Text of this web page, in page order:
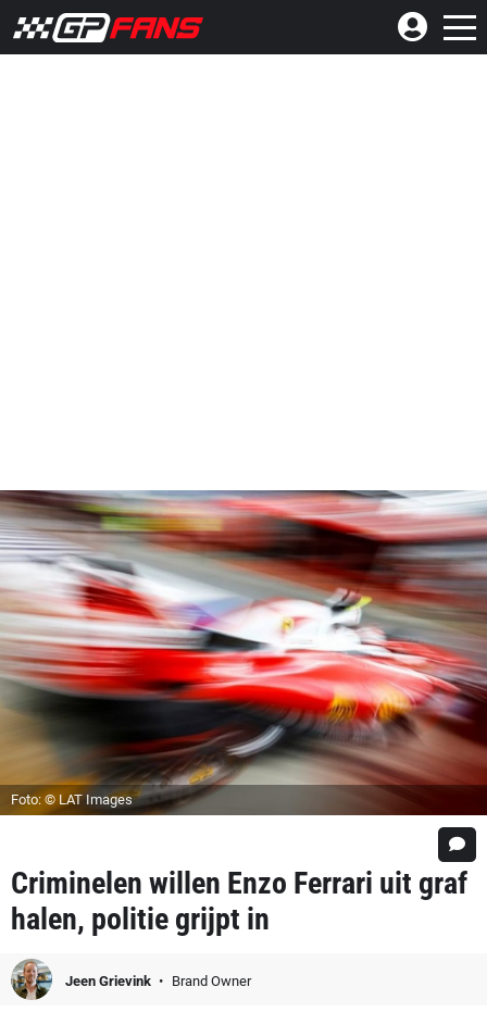
Foto: © LAT Images
Criminelen willen Enzo Ferrari uit graf
halen, politie grijpt in
Jeen Grievink Brand Owner